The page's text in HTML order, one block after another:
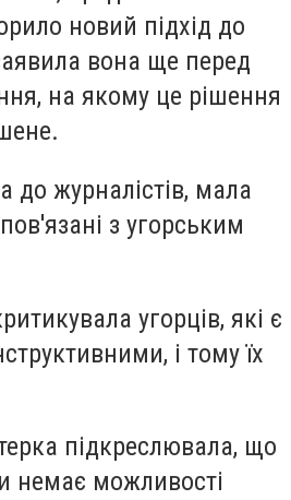
новий підхід до
вона ще перед
на якому це рішення
до журналістів, мала
з угорським
угорців, які є
і тому їх
підкреслювала, що
немає можливості